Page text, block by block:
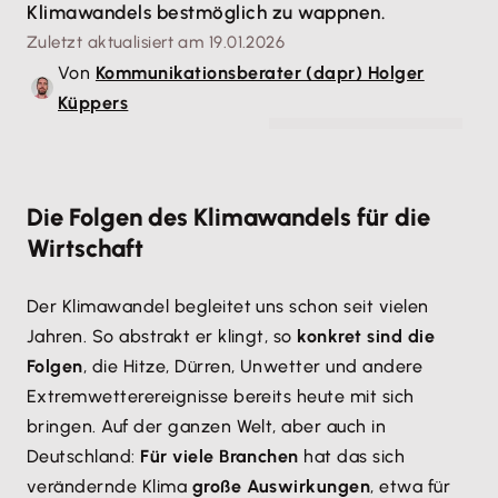
Klimawandels bestmöglich zu wappnen.
Zuletzt aktualisiert am 19.01.2026
Von Kommunikationsberater (dapr) Holger
Küppers
Die Folgen des Klimawandels für die
Wirtschaft
Der Klimawandel begleitet uns schon seit vielen
Jahren. So abstrakt er klingt, so konkret sind die
Folgen, die Hitze, Dürren, Unwetter und andere
Extremwetterereignisse bereits heute mit sich
bringen. Auf der ganzen Welt, aber auch in
Deutschland: Für viele Branchen hat das sich
verändernde Klima große Auswirkungen, etwa für